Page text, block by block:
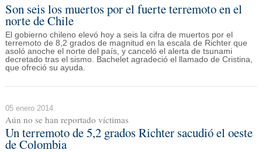
Son seis los muertos por el fuerte terremoto en el
norte de Chile
El gobierno chileno elevó hoy a seis la cifra de muertos por el
terremoto de 8,2 grados de magnitud en la escala de Richter que
asoló anoche el norte del país, y canceló el alerta de tsunami
decretado tras el sismo. Bachelet agradeció el llamado de Cristina,
que ofreció su ayuda.
05 enero 2014
Aún no se han reportado víctimas
Un terremoto de 5,2 grados Richter sacudió el oeste
de Colombia